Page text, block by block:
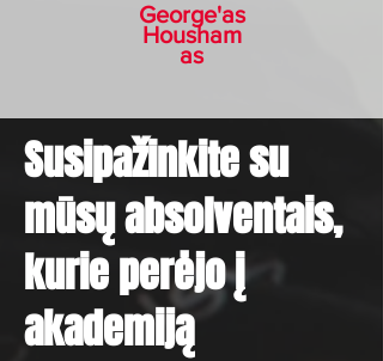
George'as
Housham
as
Susipažinkite su
mūsų absolventais,
kurie perėjo į
akademiją